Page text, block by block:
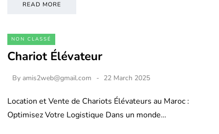
READ MORE
NON CLASSÉ
Chariot Élévateur
By amis2web@gmail.com 22 March 2025
Location et Vente de Chariots Élévateurs au Maroc :
Optimisez Votre Logistique Dans un monde…